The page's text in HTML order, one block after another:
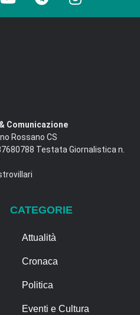
Comunicazione
Rossano CS
Testata Giornalistica n.
CATEGORIE
Attualità
Cronaca
Politica
Eventi e Cultura